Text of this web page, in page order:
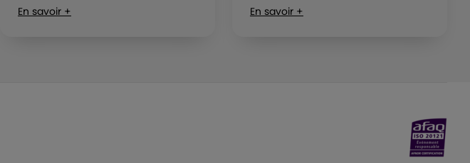
En savoir + En savoir +